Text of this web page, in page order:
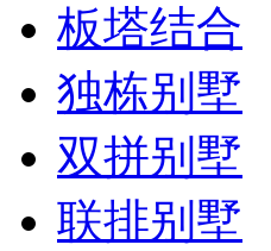
板塔结合
独栋别墅
双拼别墅
联排别墅